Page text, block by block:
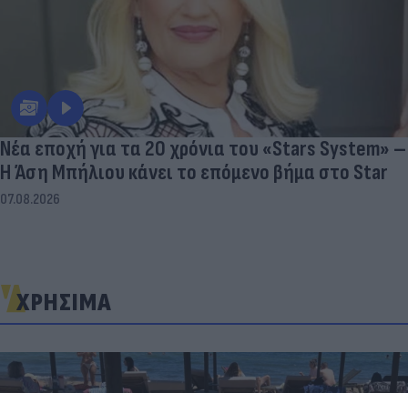
Νέα εποχή για τα 20 χρόνια του «Stars System» –
Η Άση Μπήλιου κάνει το επόμενο βήμα στο Star
07.08.2026
ΧΡΗΣΙΜΑ